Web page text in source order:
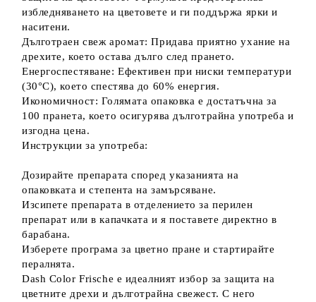
избледняването на цветовете и ги поддържа ярки и
наситени.
Дълготраен свеж аромат: Придава приятно ухание на
дрехите, което остава дълго след прането.
Енергоспестяване: Ефективен при ниски температури
(30°C), което спестява до 60% енергия.
Икономичност: Голямата опаковка е достатъчна за
100 пранета, което осигурява дълготрайна употреба и
изгодна цена.
Инструкции за употреба:
Дозирайте препарата според указанията на
опаковката и степента на замърсяване.
Изсипете препарата в отделението за перилен
препарат или в капачката и я поставете директно в
барабана.
Изберете програма за цветно пране и стартирайте
пералнята.
Dash Color Frische е идеалният избор за защита на
цветните дрехи и дълготрайна свежест. С него